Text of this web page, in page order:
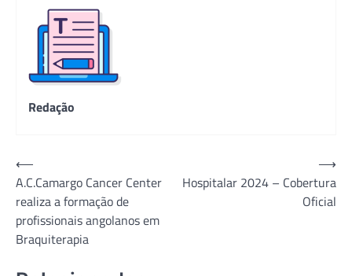
Redação
Navegação
de
Post
⟵
A.C.Camargo Cancer Center
realiza a formação de
profissionais angolanos em
Braquiterapia
Hospitalar 2024 – Cobertura
Oficial
⟶